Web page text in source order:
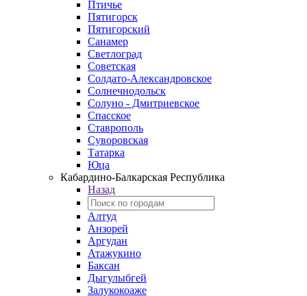
Птичье
Пятигорск
Пятигорский
Санамер
Светлоград
Советская
Солдато-Александровское
Солнечнодольск
Солуно - Дмитриевское
Спасское
Ставрополь
Суворовская
Татарка
Юца
Кабардино‑Балкарская Республика
Назад
Алтуд
Анзорей
Аргудан
Атажукино
Баксан
Дыгулыбгей
Залукокоаже